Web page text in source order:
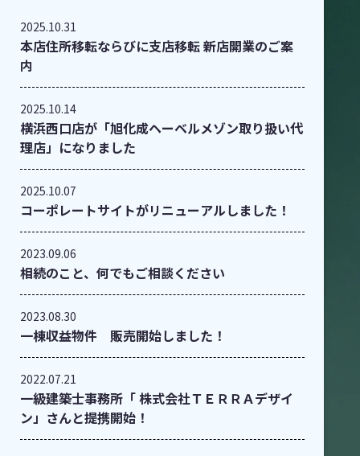
2025.10.31
本店住所移転ならびに支店移転 新店開業のご案
内
2025.10.14
横浜西口店が「旭化成ヘーベルメゾン取り扱い代
理店」になりました
2025.10.07
コーポレートサイトがリニューアルしました！
2023.09.06
相続のこと、何でもご相談ください
2023.08.30
一棟収益物件 販売開始しました！
2022.07.21
一級建築士事務所「 株式会社ＴＥＲＲＡデザイ
ン」さんと提携開始！